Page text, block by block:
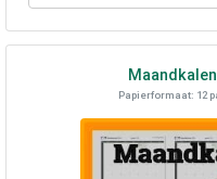
Papierformaat: 12